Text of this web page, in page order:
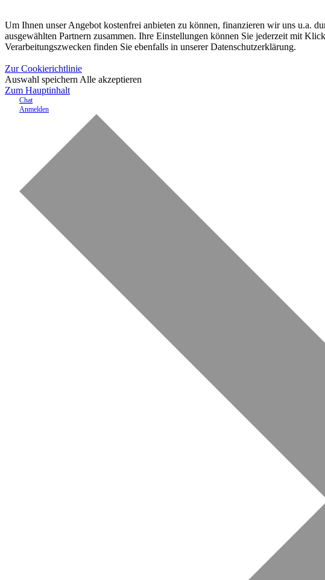
Um Ihnen unser Angebot kostenfrei anbieten zu können, finanzieren wir uns u.a.
ausgewählten Partnern zusammen. Ihre Einstellungen können Sie jederzeit mit
Verarbeitungszwecken finden Sie ebenfalls in unserer Datenschutzerklärung.
Zur Cookierichtlinie
Auswahl speichern Alle akzeptieren
Zum Hauptinhalt
Chat
Anmelden